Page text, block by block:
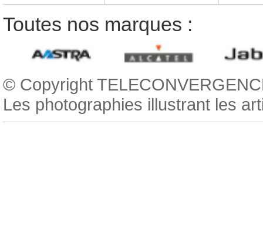
Toutes nos marques :
© Copyright
Les photographies illustrant les